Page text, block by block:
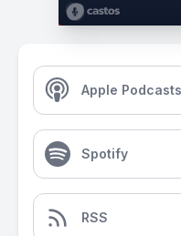
Apple Podcasts
Spotify
RSS